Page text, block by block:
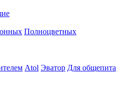
Полноцветных
Atol Эватор Для общепита